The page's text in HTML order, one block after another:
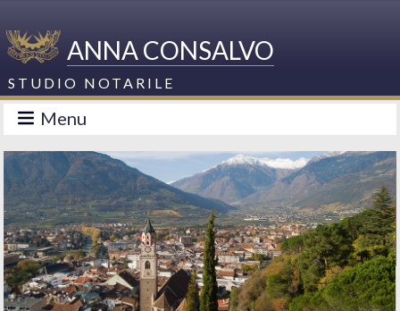
ANNA CONSALVO
STUDIO NOTARILE
Menu